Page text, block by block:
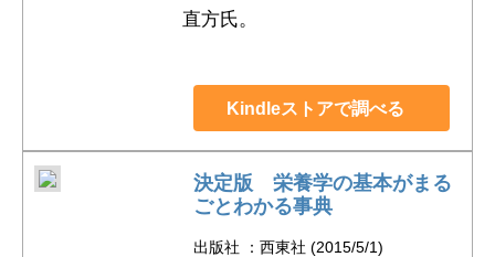
直方氏。
Kindleストアで調べる
決定版 栄養学の基本がまる
ごとわかる事典
出版社 ：西東社 (2015/5/1)